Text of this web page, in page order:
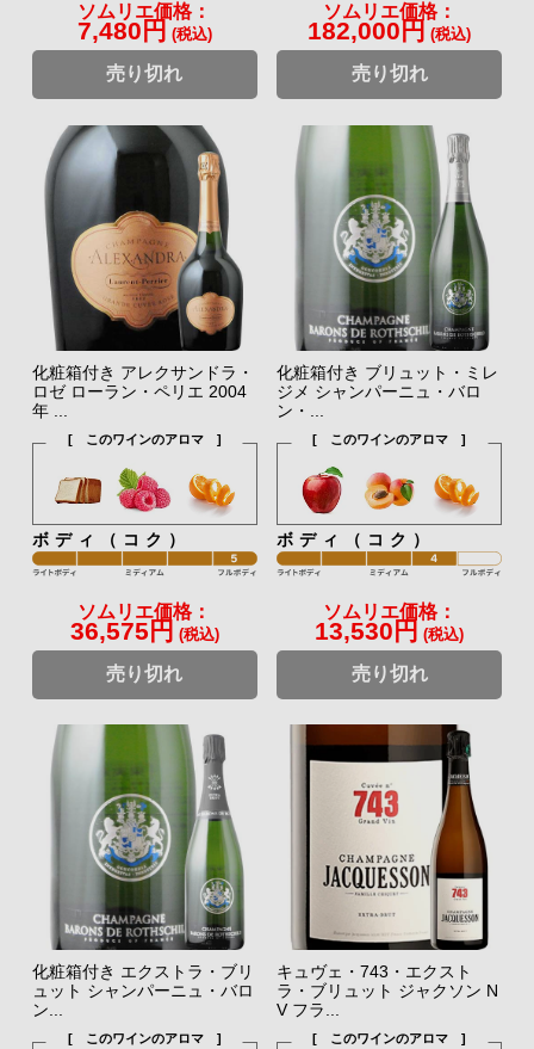
ソムリエ価格：
7,480円 (税込)
売り切れ
ソムリエ価格：
182,000円 (税込)
売り切れ
化粧箱付き アレクサンドラ・
ロゼ ローラン・ペリエ 2004
年 ...
[ このワインのアロマ ]
ボディ（コク）
ソムリエ価格：
36,575円 (税込)
売り切れ
化粧箱付き ブリュット・ミレ
ジメ シャンパーニュ・バロ
ン・...
[ このワインのアロマ ]
ボディ（コク）
ソムリエ価格：
13,530円 (税込)
売り切れ
化粧箱付き エクストラ・ブリ
ュット シャンパーニュ・バロ
ン...
[ このワインのアロマ ]
キュヴェ・743・エクスト
ラ・ブリュット ジャクソン N
V フラ...
[ このワインのアロマ ]